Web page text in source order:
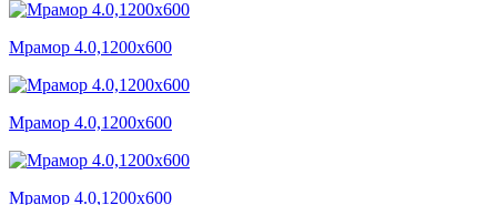
Мрамор 4.0,1200x600
Мрамор 4.0,1200x600
Мрамор 4.0,1200x600